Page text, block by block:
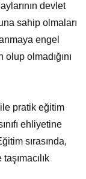
devlet
sahip olmaları
engel
olmadığını
pratik eğitim
ehliyetine
sırasında,